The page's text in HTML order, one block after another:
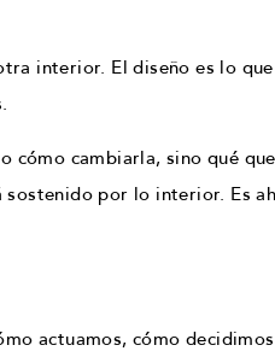
interior. El diseño es lo
cómo cambiarla, sino qué
por lo interior. Es
actuamos, cómo